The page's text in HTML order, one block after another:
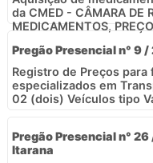
da CMED - CÂMARA DE
MEDICAMENTOS,
Pregão Presencial n° 9
Registro de Preços
especializados em
02 (dois) Veículos tipo
Pregão Presencial n°
Itarana